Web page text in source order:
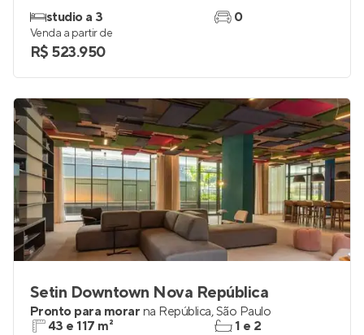
studio a 3
0
Venda a partir de
R$ 523.950
Setin Downtown Nova República
Pronto para morar na República,São Paulo
43 e 117 m²
1 e 2